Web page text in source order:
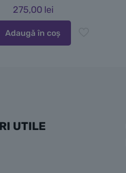
275,00 lei
Adaugă în coș
UTILE